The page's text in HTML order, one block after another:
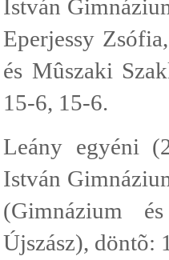
István
Eperjessy
és Mûszaki
15-6, 15-6.
Leány egyéni
István
(Gimnázium
Újszász), döntõ: